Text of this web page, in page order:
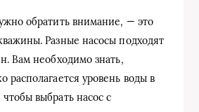
обратить внимание, — это
Разные насосы подходят
Вам необходимо знать,
располагается уровень воды в
выбрать насос с